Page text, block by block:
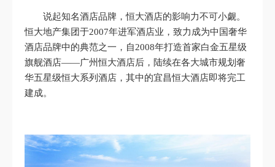
说起知名酒店品牌，恒大酒店的影响力不可小觑。
恒大地产集团于2007年进军酒店业，致力成为中国奢华
酒店品牌中的典范之一，自2008年打造首家白金五星级
旗舰酒店——广州恒大酒店后，陆续在各大城市规划奢
华五星级恒大系列酒店，其中的宜昌恒大酒店即将完工
建成。